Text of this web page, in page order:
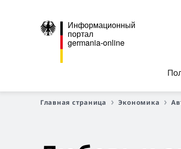
Информационный
портал
germania-online
Главная страница Экономика